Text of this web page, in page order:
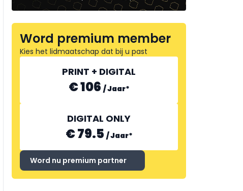
Word premium member
Kies het lidmaatschap dat bij u past
PRINT + DIGITAL
€ 106 /Jaar*
DIGITAL ONLY
€ 79.5 /Jaar*
Word nu premium partner